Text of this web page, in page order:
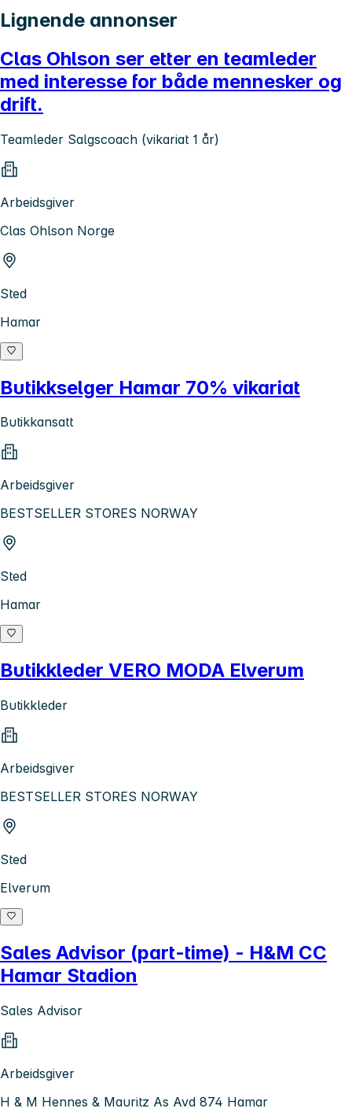
Lignende annonser
Clas Ohlson ser etter en teamleder
med interesse for både mennesker og
drift.
Teamleder Salgscoach (vikariat 1 år)
Arbeidsgiver
Clas Ohlson Norge
Sted
Hamar
Butikkselger Hamar 70% vikariat
Butikkansatt
Arbeidsgiver
BESTSELLER STORES NORWAY
Sted
Hamar
Butikkleder VERO MODA Elverum
Butikkleder
Arbeidsgiver
BESTSELLER STORES NORWAY
Sted
Elverum
Sales Advisor (part-time) - H&M CC
Hamar Stadion
Sales Advisor
Arbeidsgiver
H & M Hennes & Mauritz As Avd 874 Hamar